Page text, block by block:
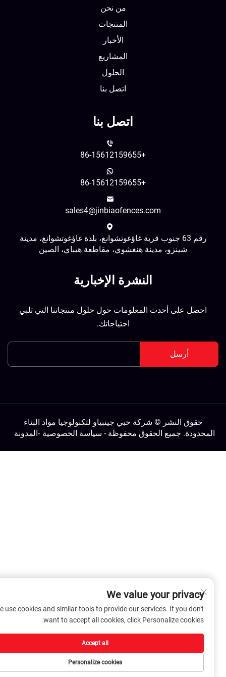
من نحن
المنتجات
الأخبار
المشاريع
الحلول
اتصل بنا
اتصل بنا
sales4@jinbiaofences.com
رقم 63 جنوب قرية غاؤغوتشوانغ، بلدة غاؤغوتشوانغ، مدينة
شينزو، مدينة هنغشوي، مقاطعة هيباي، الصين
النشرة الإخبارية
احصل على أحدث المعلومات حول حلول منتجاتنا التي تلبي
احتياجاتك.
أرسل
حقوق النشر © شركة خبي جينبياو لتكنولوجيا مواد البناء
جميع الحقوق محفوظة -سياسة الخصوصية -المدونة
We value your privacy
We use cookies and similar tools to provide our services. If you don't
want to accept all cookies, click Personalize cookies.
Personalize cookies
Accept all